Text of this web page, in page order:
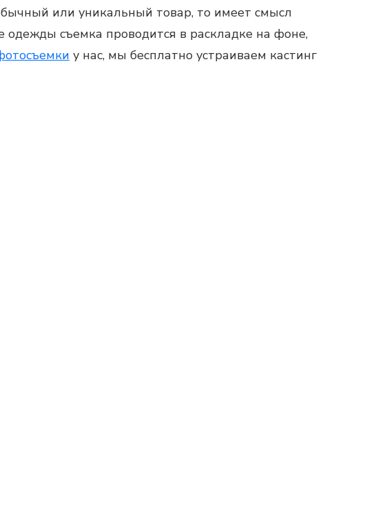
или уникальный товар, то имеет смысл
одежды съемка проводится в раскладке на фоне,
у нас, мы бесплатно устраиваем кастинг